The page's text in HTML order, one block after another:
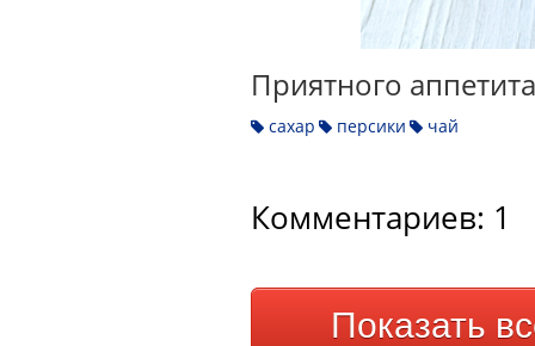
Приятного
сахар персики чай
Комментариев: 1
Показать